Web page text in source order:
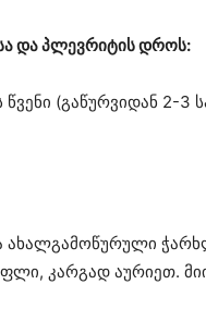
და პლევრიტის დროს:
(გაწურვიდან 2-3
ახალგამოწურული
კარგად აურიეთ.